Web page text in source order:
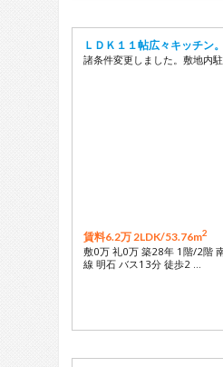
ＬＤＫ１１帖広々キッチン
諸条件変更しました。敷地内駐
賃料6.2万 2LDK/53.76m2
敷0万 礼0万 築28年 1階/2階
線 明石 バス13分 徒歩2 …